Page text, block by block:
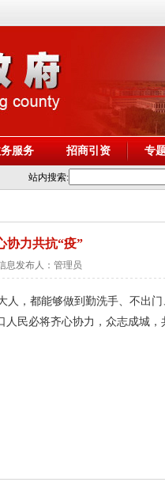
服务 招商引资 专
站内搜索:
协力共抗“疫”
息发布人：管理员
人，都能够做到勤洗手、不出
民必将齐心协力，众志成城，